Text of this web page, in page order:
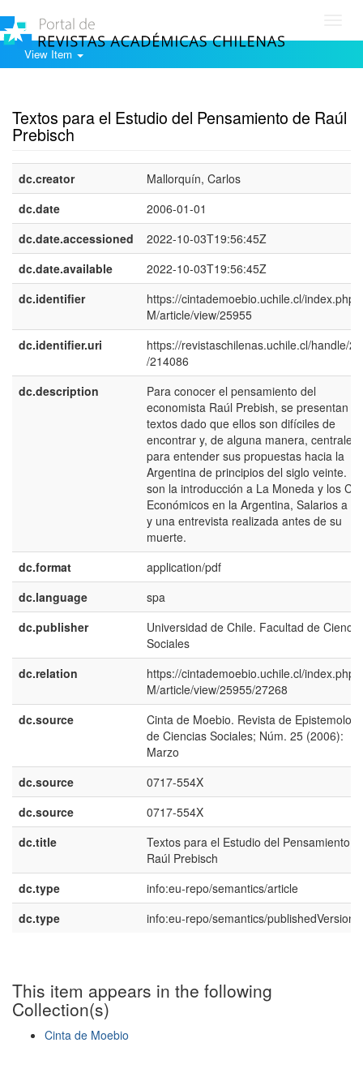
View Item
Textos para el Estudio del Pensamiento de Raúl
Prebisch
dc.creator
Mallorquín, Carlos
dc.date
2006-01-01
dc.date.accessioned
2022-10-03T19:56:45Z
dc.date.available
2022-10-03T19:56:45Z
dc.identifier
https://cintademoebio.uchile.cl/index.php/
M/article/view/25955
dc.identifier.uri
https://revistaschilenas.uchile.cl/handle/
/214086
dc.description
Para conocer el pensamiento del
economista Raúl Prebish, se presentan
textos dado que ellos son difíciles de
encontrar y, de alguna manera, centrales
para entender sus propuestas hacia la
Argentina de principios del siglo veinte.
son la introducción a La Moneda y los
Económicos en la Argentina, Salarios a
y una entrevista realizada antes de su
muerte.
dc.format
application/pdf
dc.language
spa
dc.publisher
Universidad de Chile. Facultad de
Sociales
dc.relation
https://cintademoebio.uchile.cl/index.php/
M/article/view/25955/27268
dc.source
Cinta de Moebio. Revista de
de Ciencias Sociales; Núm. 25 (2006):
Marzo
dc.source
0717-554X
dc.source
0717-554X
dc.title
Textos para el Estudio del Pensamiento
Raúl Prebisch
dc.type
info:eu-repo/semantics/article
dc.type
info:eu-repo/semantics/publishedVersion
This item appears in the following
Collection(s)
Cinta de Moebio